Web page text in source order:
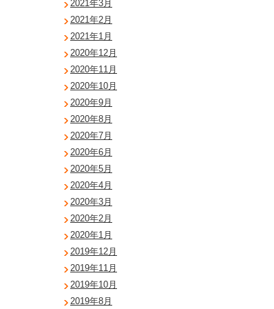
2021年3月
2021年2月
2021年1月
2020年12月
2020年11月
2020年10月
2020年9月
2020年8月
2020年7月
2020年6月
2020年5月
2020年4月
2020年3月
2020年2月
2020年1月
2019年12月
2019年11月
2019年10月
2019年8月